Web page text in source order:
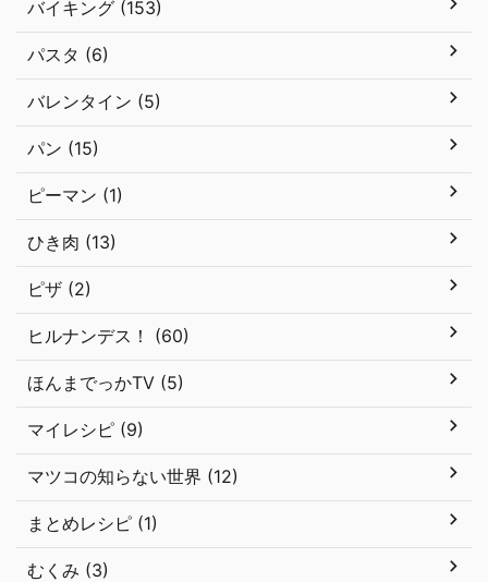
バイキング (153)
パスタ (6)
バレンタイン (5)
パン (15)
ピーマン (1)
ひき肉 (13)
ピザ (2)
ヒルナンデス！ (60)
ほんまでっかTV (5)
マイレシピ (9)
マツコの知らない世界 (12)
まとめレシピ (1)
むくみ (3)